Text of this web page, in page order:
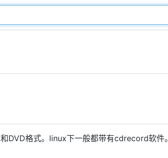
DVD格式。linux下一般都带有cdrecord软件。